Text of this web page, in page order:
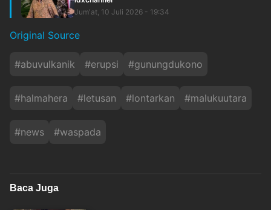
Jum'at, 10 Juli 2026 - 19:34
Original Source
#abuvulkanik #erupsi #gunungdukono
#halmahera #letusan #lontarkan #malukuutara
#news #waspada
Baca Juga